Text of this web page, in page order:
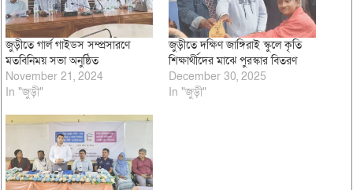
জুড়ীতে গার্ল গাইডস সম্প্রসারণে
মতবিনিময় সভা অনুষ্ঠিত
November 21, 2024
In "জুড়ী"
জুড়ীতে দক্ষিণ জাঙ্গিরাই স্কুলে কৃতি
শিক্ষার্থীদের মাঝে পুরস্কার বিতরণ
December 30, 2025
In "জুড়ী"